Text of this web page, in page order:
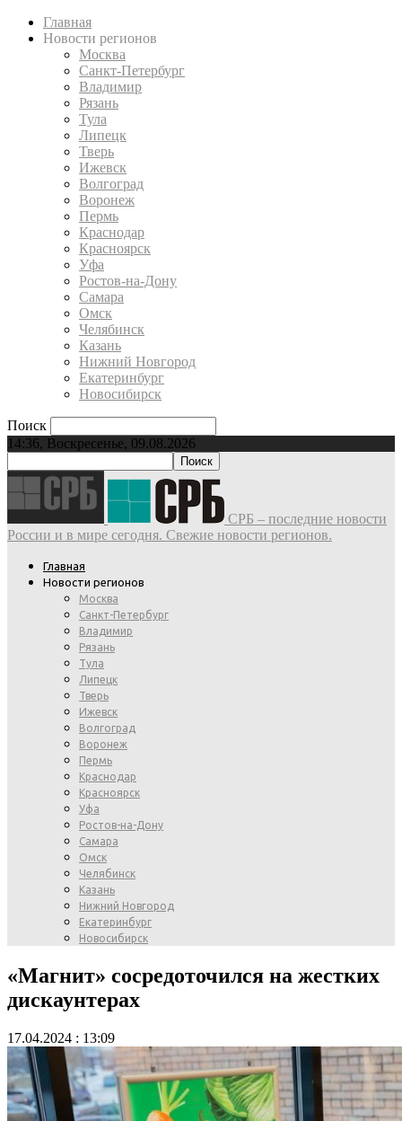
Главная
Новости регионов
Москва
Санкт-Петербург
Владимир
Рязань
Тула
Липецк
Тверь
Ижевск
Волгоград
Воронеж
Пермь
Краснодар
Красноярск
Уфа
Ростов-на-Дону
Самара
Омск
Челябинск
Казань
Нижний Новгород
Екатеринбург
Новосибирск
Поиск
14:36, Воскресенье, 09.08.2026
СРБ – последние новости
России и в мире сегодня. Свежие новости регионов.
Главная
Новости регионов
Москва
Санкт-Петербург
Владимир
Рязань
Тула
Липецк
Тверь
Ижевск
Волгоград
Воронеж
Пермь
Краснодар
Красноярск
Уфа
Ростов-на-Дону
Самара
Омск
Челябинск
Казань
Нижний Новгород
Екатеринбург
Новосибирск
«Магнит» сосредоточился на жестких
дискаунтерах
17.04.2024 : 13:09